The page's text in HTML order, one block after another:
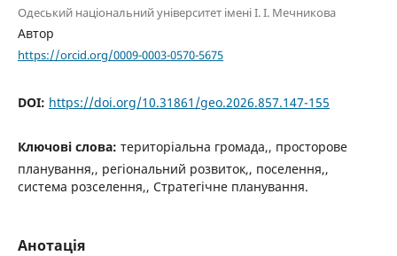
Одеський національний університет імені І. І. Мечникова
Автор
https://orcid.org/0009-0003-0570-5675
DOI: https://doi.org/10.31861/geo.2026.857.147-155
Ключові слова: територіальна громада,, просторове
планування,, регіональний розвиток,, поселення,,
система розселення,, Стратегічне планування.
Анотація